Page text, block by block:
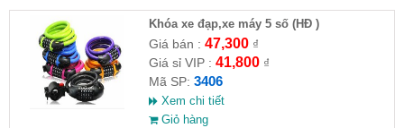
Khóa xe đạp,xe máy 5 số (HĐ )
Giá bán : 47,300₫
Giá sỉ VIP : 41,800₫
Mã SP: 3406
Xem chi tiết
Giỏ hàng